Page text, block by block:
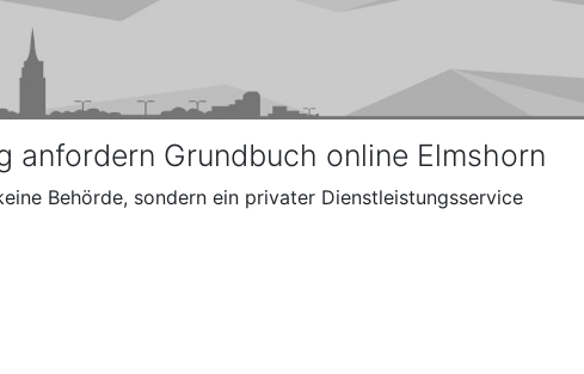
anfordern Grundbuch online Elmshorn
Behörde, sondern ein privater Dienstleistungsservice